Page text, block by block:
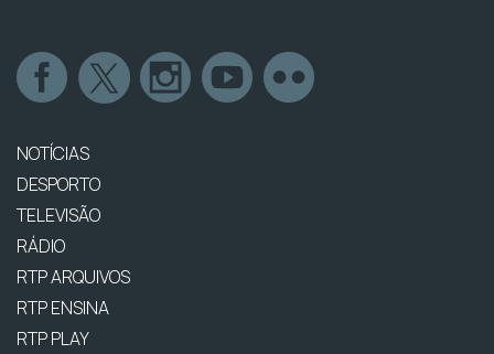
NOTÍCIAS
DESPORTO
TELEVISÃO
RÁDIO
RTP ARQUIVOS
RTP ENSINA
RTP PLAY